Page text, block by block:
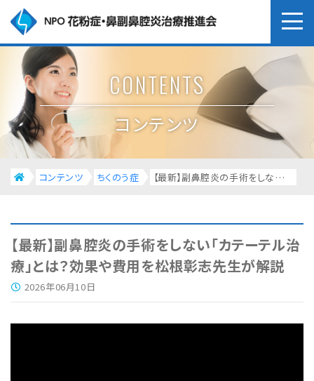
CONTENTS
コンテンツ
コンテンツ ちくのう症 【最新】副鼻腔炎の手術をしない「カテーテル治療」とは？効果や費用を松根彰志先生が解説
【最新】副鼻腔炎の手術をしない「カテーテル治
療」とは？効果や費用を松根彰志先生が解説
2026年06月10日